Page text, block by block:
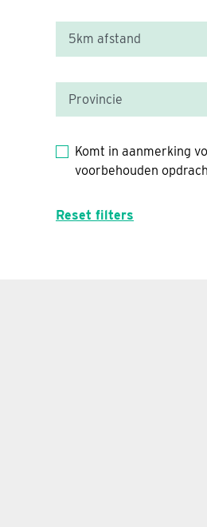
Komt in aanmerking
voorbehouden
Reset filters